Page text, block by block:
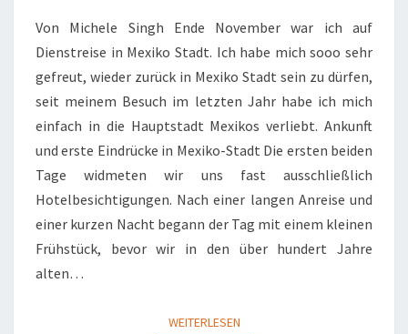
ZÓCALO
Von Michele Singh Ende November war ich auf
Dienstreise in Mexiko Stadt. Ich habe mich sooo sehr
gefreut, wieder zurück in Mexiko Stadt sein zu dürfen,
seit meinem Besuch im letzten Jahr habe ich mich
einfach in die Hauptstadt Mexikos verliebt. Ankunft
und erste Eindrücke in Mexiko-Stadt Die ersten beiden
Tage widmeten wir uns fast ausschließlich
Hotelbesichtigungen. Nach einer langen Anreise und
einer kurzen Nacht begann der Tag mit einem kleinen
Frühstück, bevor wir in den über hundert Jahre
alten…
WEITERLESENWEITERLESEN